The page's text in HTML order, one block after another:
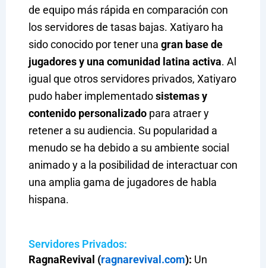
de equipo más rápida en comparación con
los servidores de tasas bajas. Xatiyaro ha
sido conocido por tener una gran base de
jugadores y una comunidad latina activa. Al
igual que otros servidores privados, Xatiyaro
pudo haber implementadosistemas y
contenido personalizadopara atraer y
retener a su audiencia. Su popularidad a
menudo se ha debido a su ambiente social
animado y a la posibilidad de interactuar con
una amplia gama de jugadores de habla
hispana.
Servidores Privados:
RagnaRevival (ragnarevival.com): Un